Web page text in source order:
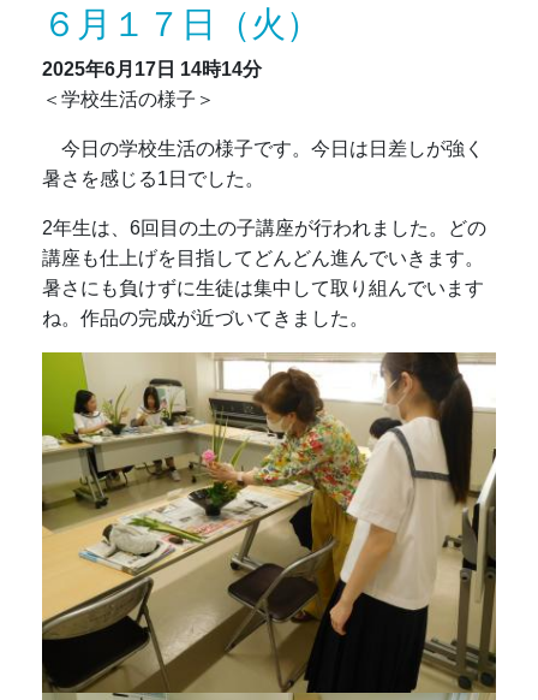
６月１７日（火）
2025年6月17日 14時14分
＜学校生活の様子＞
今日の学校生活の様子です。今日は日差しが強く
暑さを感じる1日でした。
2年生は、6回目の土の子講座が行われました。どの
講座も仕上げを目指してどんどん進んでいきます。
暑さにも負けずに生徒は集中して取り組んでいます
ね。作品の完成が近づいてきました。